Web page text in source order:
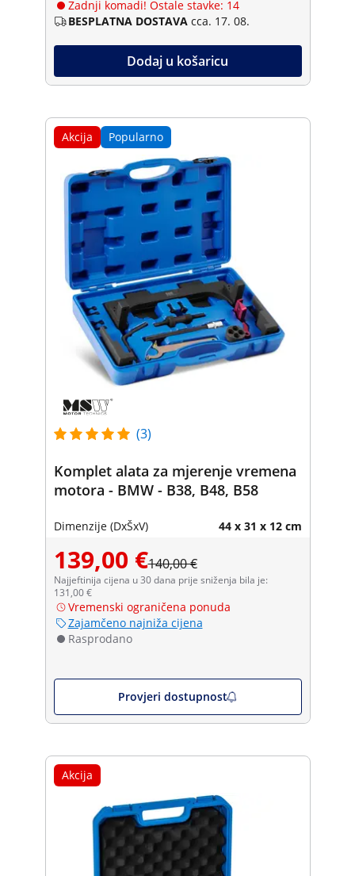
Zadnji komadi! Ostale stavke: 14
BESPLATNA DOSTAVA cca. 17. 08.
Dodaj u košaricu
Akcija Popularno
(3)
Komplet alata za mjerenje vremena
motora - BMW - B38, B48, B58
Dimenzije (DxŠxV) 44 x 31 x 12 cm
139,00 €140,00 €
Najjeftinija cijena u 30 dana prije sniženja bila je:
131,00 €
Vremenski ograničena ponuda
Zajamčeno najniža cijena
Rasprodano
Provjeri dostupnost
Akcija